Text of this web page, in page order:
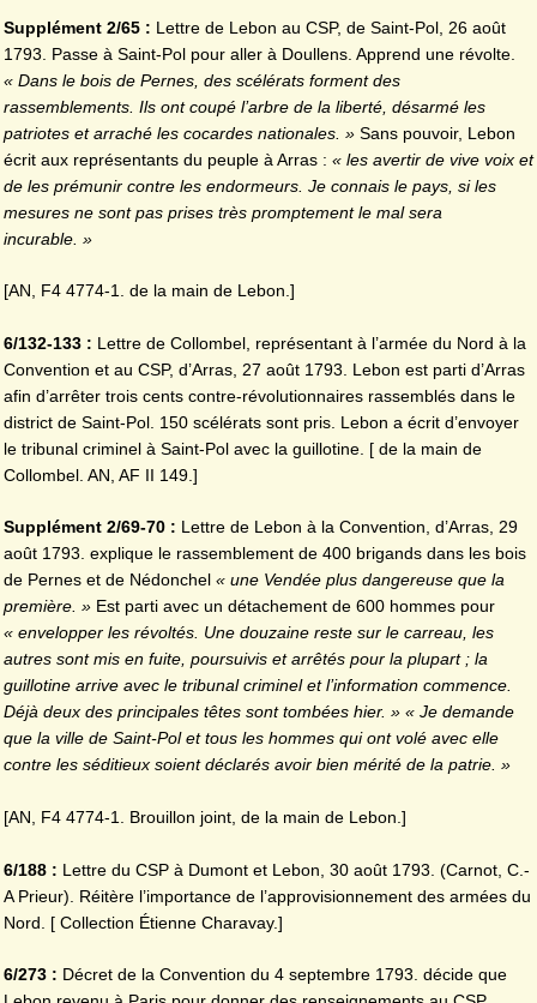
Supplément 2/65 : Lettre de Lebon au CSP, de Saint-Pol, 26 août
1793. Passe à Saint-Pol pour aller à Doullens. Apprend une révolte.
« Dans le bois de Pernes, des scélérats forment des
rassemblements. Ils ont coupé l’arbre de la liberté, désarmé les
patriotes et arraché les cocardes nationales. » Sans pouvoir, Lebon
écrit aux représentants du peuple à Arras : « les avertir de vive voix et
de les prémunir contre les endormeurs. Je connais le pays, si les
mesures ne sont pas prises très promptement le mal sera
incurable. »
[AN, F4 4774-1. de la main de Lebon.]
6/132-133 : Lettre de Collombel, représentant à l’armée du Nord à la
Convention et au CSP, d’Arras, 27 août 1793. Lebon est parti d’Arras
afin d’arrêter trois cents contre-révolutionnaires rassemblés dans le
district de Saint-Pol. 150 scélérats sont pris. Lebon a écrit d’envoyer
le tribunal criminel à Saint-Pol avec la guillotine. [ de la main de
Collombel. AN, AF II 149.]
Supplément 2/69-70 : Lettre de Lebon à la Convention, d’Arras, 29
août 1793. explique le rassemblement de 400 brigands dans les bois
de Pernes et de Nédonchel « une Vendée plus dangereuse que la
première. » Est parti avec un détachement de 600 hommes pour
« envelopper les révoltés. Une douzaine reste sur le carreau, les
autres sont mis en fuite, poursuivis et arrêtés pour la plupart ; la
guillotine arrive avec le tribunal criminel et l’information commence.
Déjà deux des principales têtes sont tombées hier. » « Je demande
que la ville de Saint-Pol et tous les hommes qui ont volé avec elle
contre les séditieux soient déclarés avoir bien mérité de la patrie. »
[AN, F4 4774-1. Brouillon joint, de la main de Lebon.]
6/188 : Lettre du CSP à Dumont et Lebon, 30 août 1793. (Carnot, C.-
A Prieur). Réitère l’importance de l’approvisionnement des armées du
Nord. [ Collection Étienne Charavay.]
6/273 : Décret de la Convention du 4 septembre 1793. décide que